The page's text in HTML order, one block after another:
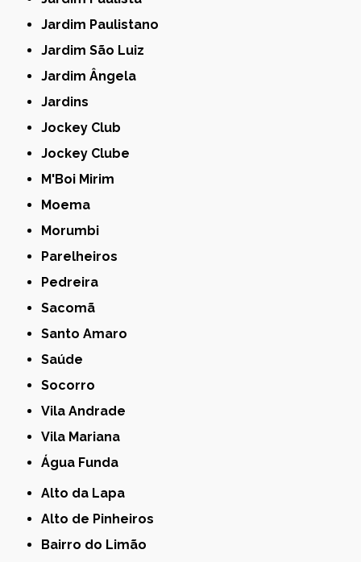
Jardim Paulistano
Jardim São Luiz
Jardim Ângela
Jardins
Jockey Club
Jockey Clube
M'Boi Mirim
Moema
Morumbi
Parelheiros
Pedreira
Sacomã
Santo Amaro
Saúde
Socorro
Vila Andrade
Vila Mariana
Água Funda
Alto da Lapa
Alto de Pinheiros
Bairro do Limão